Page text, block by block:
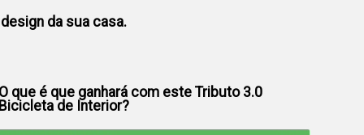
da sua casa.
O que é que ganhará com este Tributo 3.0
Bicicleta de Interior?